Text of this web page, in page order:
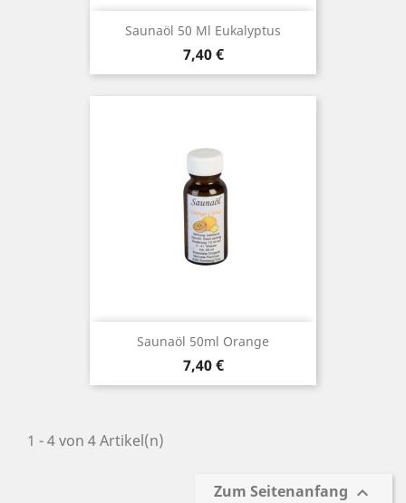
Saunaöl 50 Ml Eukalyptus
Preis
7,40 €
Saunaöl 50ml Orange
Preis
7,40 €
1 - 4 von 4 Artikel(n)
Zum Seitenanfang 